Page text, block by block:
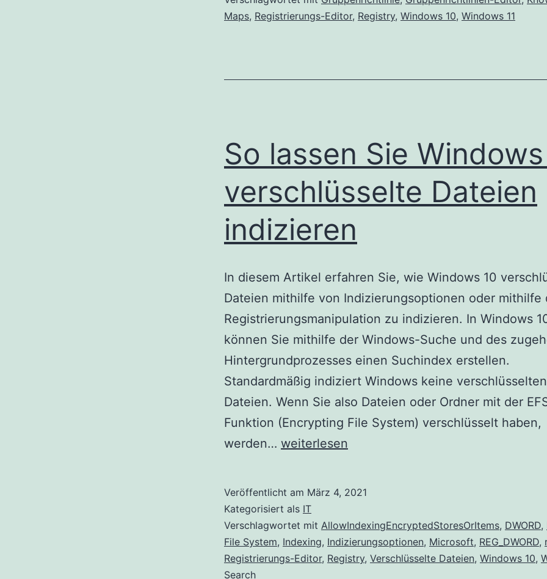
Maps, Registrierungs-Editor, Registry, Windows 10, Windows 11
So lassen Sie
verschlüsselte Dateien
indizieren
In diesem Artikel erfahren Sie, wie Windows 10
Dateien mithilfe von Indizierungsoptionen oder mithilfe
Registrierungsmanipulation zu indizieren. In Windows
können Sie mithilfe der Windows-Suche und des
Hintergrundprozesses einen Suchindex erstellen.
Standardmäßig indiziert Windows keine verschlüsselten
Dateien. Wenn Sie also Dateien oder Ordner mit der
Funktion (Encrypting File System) verschlüsselt haben,
werden… So
Windows
10
verschlüsselte
Dateien
weiterlesen
Veröffentlicht am März 4, 2021
Kategorisiert als IT
Verschlagwortet mit AllowIndexingEncryptedStoresOrItems, DWORD,
File System, Indexing, Indizierungsoptionen, Microsoft, REG_DWORD,
Registrierungs-Editor, Registry, Verschlüsselte Dateien, Windows 10,
Search